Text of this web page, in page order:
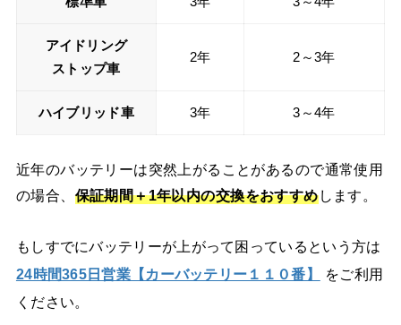
アイドリング
ストップ車
2年 2～3年
ハイブリッド車 3年 3～4年
近年のバッテリーは突然上がることがあるので通常使用
の場合、 保証期間＋1年以内の交換をおすすめします。
もしすでにバッテリーが上がって困っているという方は
24時間365日営業【カーバッテリー１１０番】
をご利用
ください。